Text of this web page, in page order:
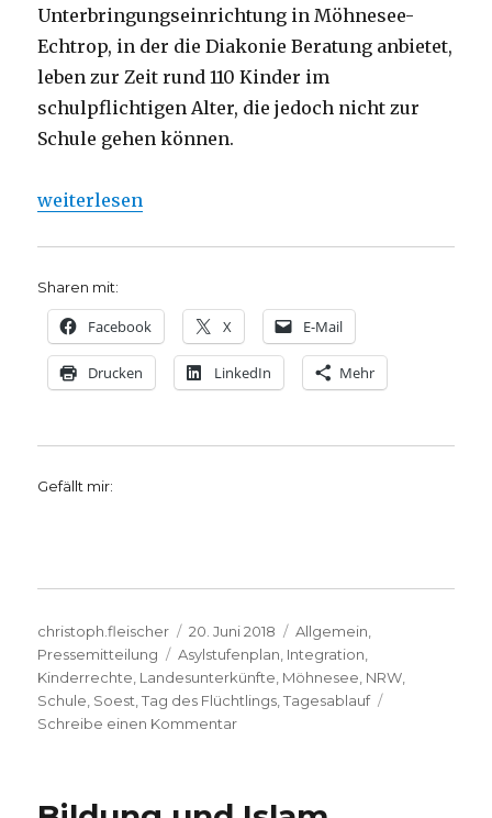
Unterbringungseinrichtung in Möhnesee-
Echtrop, in der die Diakonie Beratung anbietet,
leben zur Zeit rund 110 Kinder im
schulpflichtigen Alter, die jedoch nicht zur
Schule gehen können.
„Tag des Flüchtlings: Kinder am Möhnesee
weiterlesen
Sharen mit:
Facebook X E-Mail
Drucken LinkedIn Mehr
Gefällt mir:
Autor
christoph.fleischer
Veröffentlicht
am
20. Juni 2018 Kategorien
Allgemein
Pressemitteilung
Schlagwörter
Asylstufenplan Integration
Kinderrechte Landesunterkünfte Möhnesee NRW
Schule Soest ,Tag des Flüchtlings ,Tagesablauf
Schreibe einen Kommentarzu
Kinder